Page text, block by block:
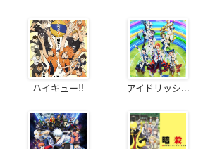
ハイキュー!! アイドリッシ...